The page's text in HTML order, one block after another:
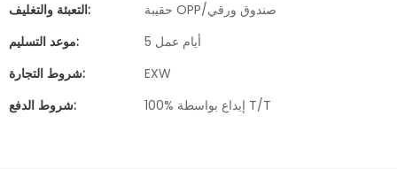
التعبئة والتغليف:
حقيبة OPP/صندوق ورقي
موعد التسليم:
5 أيام عمل
شروط التجارة:
EXW
شروط الدفع:
100% إيداع بواسطة T/T